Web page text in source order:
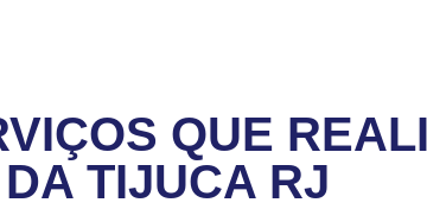
QUE
TIJUCA RJ